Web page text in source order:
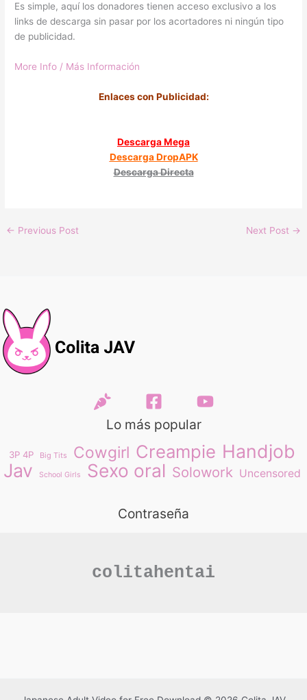
Es simple, aquí los donadores tienen acceso exclusivo a los
links de descarga sin pasar por los acortadores ni ningún tipo
de publicidad.
More Info / Más Información
Enlaces con Publicidad:
Descarga Mega
Descarga DropAPK
Descarga Directa
← Previous Post Next Post →
Lo más popular
3P 4P Big Tits Cowgirl Creampie Handjob
Jav
School Girls Sexo oral Solowork Uncensored
Contraseña
colitahentai